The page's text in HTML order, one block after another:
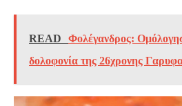
READ
Φολέγανδρος:
δολοφονία της 26χρονης